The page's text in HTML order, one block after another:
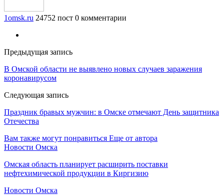
1omsk.ru 24752 пост 0 комментарии
Предыдущая запись
В Омской области не выявлено новых случаев заражения
коронавирусом
Следующая запись
Праздник бравых мужчин: в Омске отмечают День защитника
Отечества
Вам также могут понравиться Еще от автора
Новости Омска
Омская область планирует расширить поставки
нефтехимической продукции в Киргизию
Новости Омска